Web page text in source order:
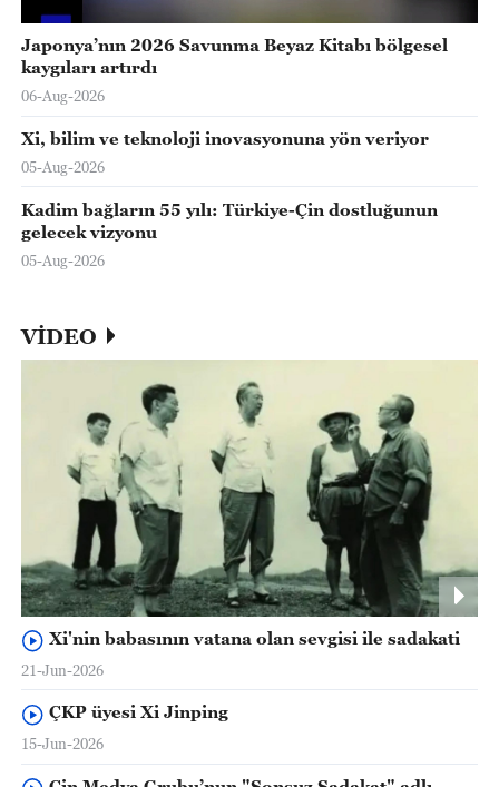
Japonya’nın 2026 Savunma Beyaz Kitabı bölgesel
kaygıları artırdı
06-Aug-2026
Xi, bilim ve teknoloji inovasyonuna yön veriyor
05-Aug-2026
Kadim bağların 55 yılı: Türkiye-Çin dostluğunun
gelecek vizyonu
05-Aug-2026
VİDEO
Xi'nin babasının vatana olan sevgisi ile sadakati
21-Jun-2026
ÇKP üyesi Xi Jinping
15-Jun-2026